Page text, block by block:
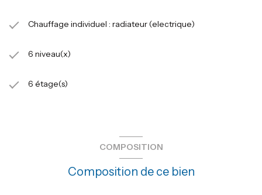
Chauffage individuel : radiateur (electrique)
6 niveau(x)
6 étage(s)
COMPOSITION
Composition de ce bien